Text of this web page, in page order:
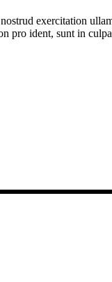
exercitation
pro ident, sunt in